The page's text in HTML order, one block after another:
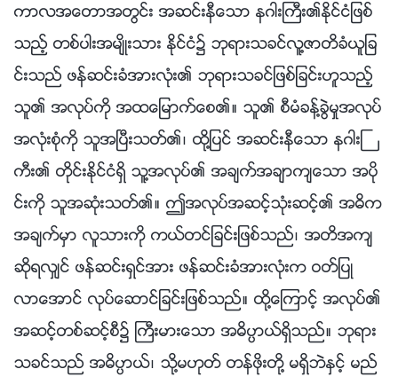
ကာလအေတာအတြင္း အဆင္းနီေသာ နဂါးႀကီး၏ႏိုင္ငံျဖစ္
သည့္ တစ္ပါးအမ်ိဳးသား ႏိုင္ငံ၌ ဘုရားသခင္လူ႔ဇာတိခံယူျခ
င္းသည္ ဖန္ဆင္းခံအားလုံး၏ ဘုရားသခင္ျဖစ္ျခင္းဟူသည့္
သူ၏ အလုပ္ကို အထေျမာက္ေစ၏။ သူ၏ စီမံခန္႔ခြဲမႈအလုပ္
အလုံးစုံကို သူအၿပီးသတ္၏၊ ထို႔ျပင္ အဆင္းနီေသာ နဂါးႀ
ကီး၏ တိုင္းႏိုင္ငံရွိ သူ႔အလုပ္၏ အခ်က္အခ်ာက်ေသာ အပို
င္းကို သူအဆုံးသတ္၏။ ဤအလုပ္အဆင့္သုံးဆင့္၏ အဓိက
အခ်က္မွာ လူသားကို ကယ္တင္ျခင္းျဖစ္သည္၊ အတိအက်
ဆိုရလွ်င္ ဖန္ဆင္းရွင္အား ဖန္ဆင္းခံအားလုံးက ဝတ္ျပဳ
လာေအာင္ လုပ္ေဆာင္ျခင္းျဖစ္သည္။ ထို႔ေၾကာင့္ အလုပ္၏
အဆင့္တစ္ဆင့္စီ၌ ႀကီးမားေသာ အဓိပၸာယ္ရွိသည္။ ဘုရား
သခင္သည္ အဓိပၸာယ္၊ သို႔မဟုတ္ တန္ဖိုးတို႔ မရွိဘဲႏွင့္ မည္